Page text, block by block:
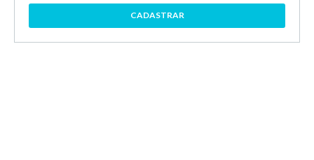
CADASTRAR